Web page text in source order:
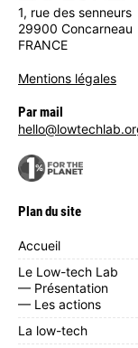
1, rue des senneurs
29900 Concarneau
FRANCE
Mentions légales
Par mail
Plan du site
Accueil
Le Low-tech Lab
— Présentation
— Les actions
La low-tech